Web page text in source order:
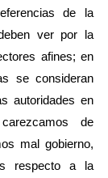
de la
ver por la
afines; en
se consideran
autoridades en
de
mal gobierno,
respecto a la